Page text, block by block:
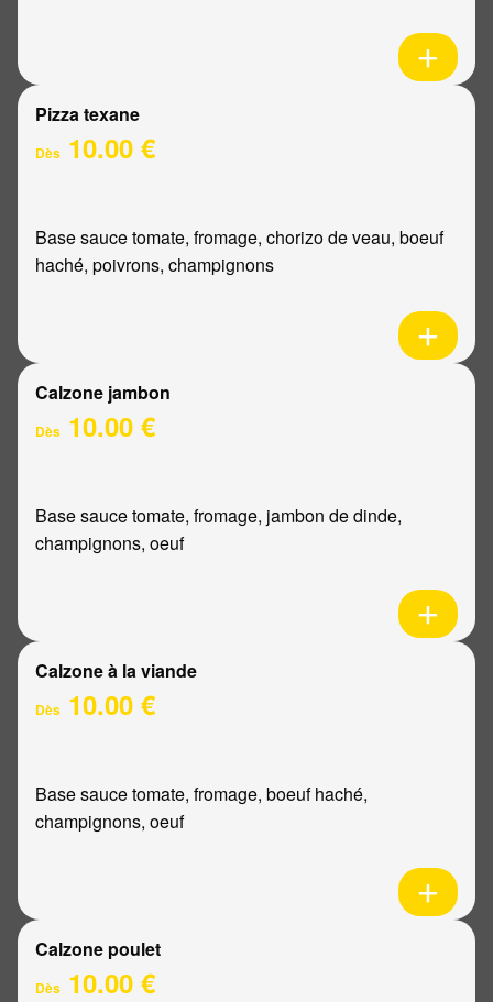
Pizza texane
Dès 10.00 €
Base sauce tomate, fromage, chorizo de veau, boeuf
haché, poivrons, champignons
Calzone jambon
Dès 10.00 €
Base sauce tomate, fromage, jambon de dinde,
champignons, oeuf
Calzone à la viande
Dès 10.00 €
Base sauce tomate, fromage, boeuf haché,
champignons, oeuf
Calzone poulet
Dès 10.00 €